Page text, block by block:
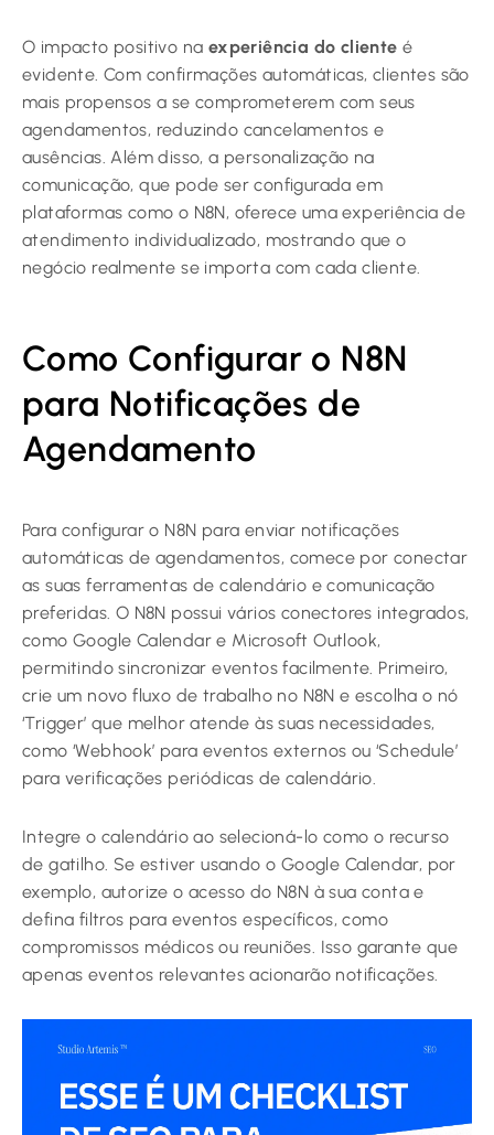
O impacto positivo na experiência do cliente é
evidente. Com confirmações automáticas, clientes são
mais propensos a se comprometerem com seus
agendamentos, reduzindo cancelamentos e
ausências. Além disso, a personalização na
comunicação, que pode ser configurada em
plataformas como o N8N, oferece uma experiência de
atendimento individualizado, mostrando que o
negócio realmente se importa com cada cliente.
Como Configurar o N8N
para Notificações de
Agendamento
Para configurar o N8N para enviar notificações
automáticas de agendamentos, comece por conectar
as suas ferramentas de calendário e comunicação
preferidas. O N8N possui vários conectores integrados,
como Google Calendar e Microsoft Outlook,
permitindo sincronizar eventos facilmente. Primeiro,
crie um novo fluxo de trabalho no N8N e escolha o nó
‘Trigger’ que melhor atende às suas necessidades,
como ‘Webhook’ para eventos externos ou ‘Schedule’
para verificações periódicas de calendário.
Integre o calendário ao selecioná-lo como o recurso
de gatilho. Se estiver usando o Google Calendar, por
exemplo, autorize o acesso do N8N à sua conta e
defina filtros para eventos específicos, como
compromissos médicos ou reuniões. Isso garante que
apenas eventos relevantes acionarão notificações.